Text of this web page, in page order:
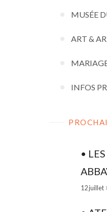
MUSÉE
ART &
INFOS
•
12 juillet